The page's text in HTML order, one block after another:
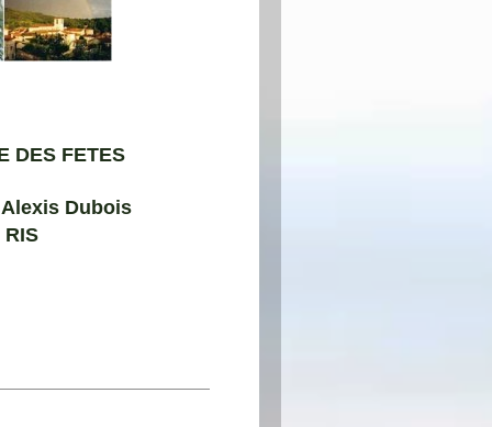
DES FETES
Dubois
RIS